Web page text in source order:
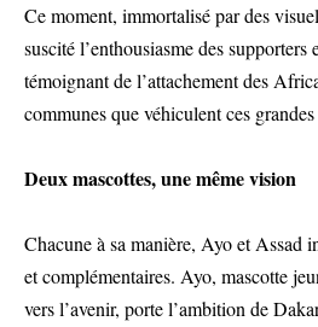
Ce moment, immortalisé par des
suscité l’enthousiasme des supporters
témoignant de l’attachement des
communes que véhiculent ces
Deux mascottes, une même vision
Chacune à sa manière, Ayo et Assad
et complémentaires. Ayo, mascotte
vers l’avenir, porte l’ambition de